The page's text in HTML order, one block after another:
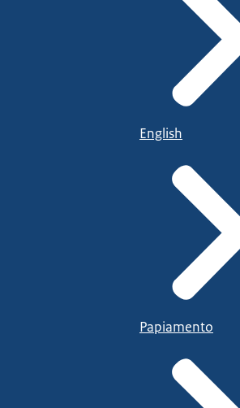
English
Papiamento